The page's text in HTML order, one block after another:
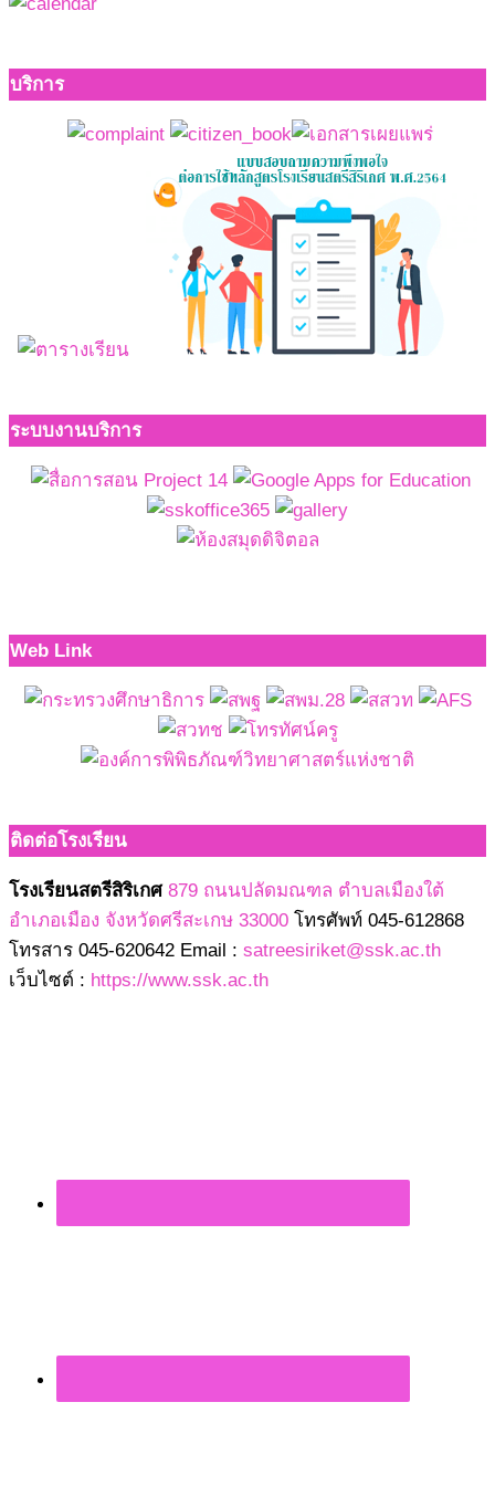
บริการ
ระบบงานบริการ
Web Link
ติดต่อโรงเรียน
โรงเรียนสตรีสิริเกศ 879 ถนนปลัดมณฑล ตำบลเมืองใต้
อำเภอเมือง จังหวัดศรีสะเกษ 33000 โทรศัพท์ 045-612868
โทรสาร 045-620642 Email : satreesiriket@ssk.ac.th
เว็บไซต์ : https://www.ssk.ac.th